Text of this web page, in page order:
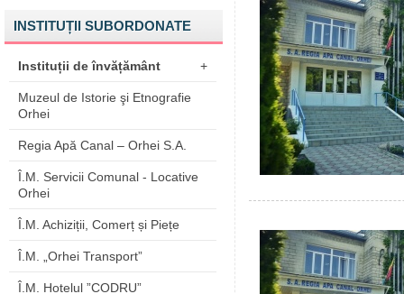
INSTITUȚII SUBORDONATE
Instituții de învățământ +
Muzeul de Istorie şi Etnografie
Orhei
Regia Apă Canal – Orhei S.A.
Î.M. Servicii Comunal - Locative
Orhei
Î.M. Achiziții, Comerț și Piețe
Î.M. „Orhei Transport”
Î.M. Hotelul ”CODRU”